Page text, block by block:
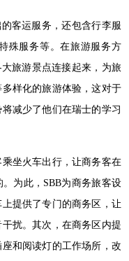
客运服务，还包含行李服
殊服务等。在旅游服务方
旅游景点连接起来，为旅
样化的旅游体验，这对于
减少了他们在瑞士的学习
坐火车出行，让商务客在
为此，SBB为商务旅客设
提供了专门的商务区，让
扰。其次，在商务区内提
和阅读灯的工作场所，改